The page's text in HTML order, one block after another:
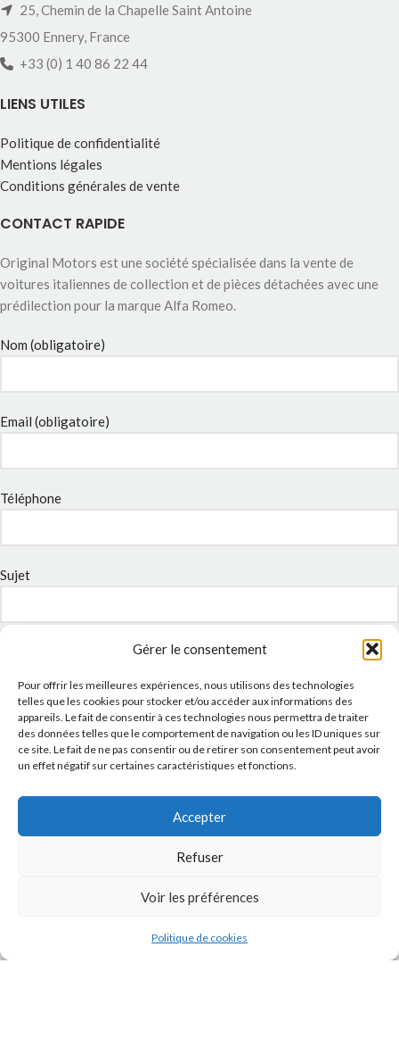
Gérer le consentement
Pour offrir les meilleures expériences, nous utilisons des technologies
telles que les cookies pour stocker et/ou accéder aux informations des
appareils. Le fait de consentir à ces technologies nous permettra de traiter
des données telles que le comportement de navigation ou les ID uniques sur
ce site. Le fait de ne pas consentir ou de retirer son consentement peut avoir
un effet négatif sur certaines caractéristiques et fonctions.
Accepter
Refuser
Voir les préférences
Politique de cookies
25, Chemin de la Chapelle Saint Antoine
95300 Ennery, France
+33 (0) 1 40 86 22 44
LIENS UTILES
Politique de confidentialité
Mentions légales
Conditions générales de vente
CONTACT RAPIDE
Original Motors est une société spécialisée dans la vente de
voitures italiennes de collection et de pièces détachées avec une
prédilection pour la marque Alfa Romeo.
Nom (obligatoire)
Email (obligatoire)
Téléphone
Sujet
Politique de confidentialité